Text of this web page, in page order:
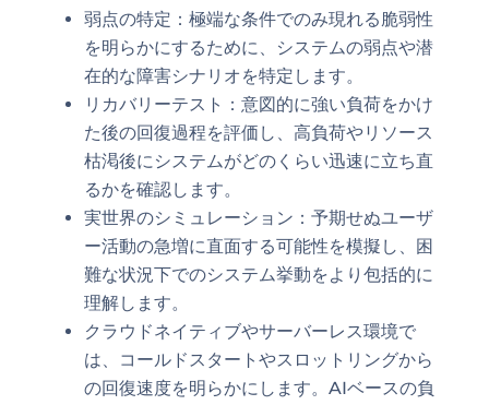
弱点の特定：極端な条件でのみ現れる脆弱性
を明らかにするために、システムの弱点や潜
在的な障害シナリオを特定します。
リカバリーテスト：意図的に強い負荷をかけ
た後の回復過程を評価し、高負荷やリソース
枯渇後にシステムがどのくらい迅速に立ち直
るかを確認します。
実世界のシミュレーション：予期せぬユーザ
ー活動の急増に直面する可能性を模擬し、困
難な状況下でのシステム挙動をより包括的に
理解します。
クラウドネイティブやサーバーレス環境で
は、コールドスタートやスロットリングから
の回復速度を明らかにします。AIベースの負